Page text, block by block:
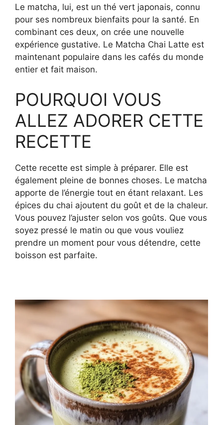
Le matcha, lui, est un thé vert japonais, connu
pour ses nombreux bienfaits pour la santé. En
combinant ces deux, on crée une nouvelle
expérience gustative. Le Matcha Chai Latte est
maintenant populaire dans les cafés du monde
entier et fait maison.
POURQUOI VOUS
ALLEZ ADORER CETTE
RECETTE
Cette recette est simple à préparer. Elle est
également pleine de bonnes choses. Le matcha
apporte de l’énergie tout en étant relaxant. Les
épices du chai ajoutent du goût et de la chaleur.
Vous pouvez l’ajuster selon vos goûts. Que vous
soyez pressé le matin ou que vous vouliez
prendre un moment pour vous détendre, cette
boisson est parfaite.